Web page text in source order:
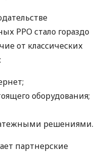
РРО стало гораздо
от классических
оборудования;
решениями.
партнерские